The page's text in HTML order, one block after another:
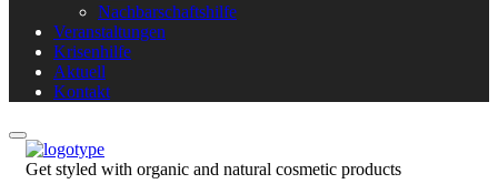
Nachbarschaftshilfe
Veranstaltungen
Krisenhilfe
Aktuell
Kontakt
Get styled with organic and natural cosmetic products